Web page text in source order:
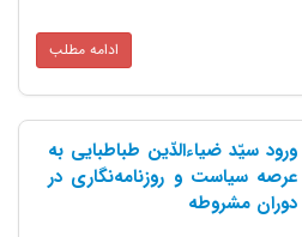
ادامه مطلب
ورود سیّد ضیاءالدّین طباطبایی به
عرصه سیاست و روزنامه‌نگاری در
دوران مشروطه